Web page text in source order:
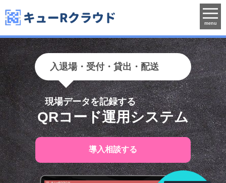
menu
入退場・受付・貸出・配送
現場データを記録する
QRコード運用システム
導入相談する